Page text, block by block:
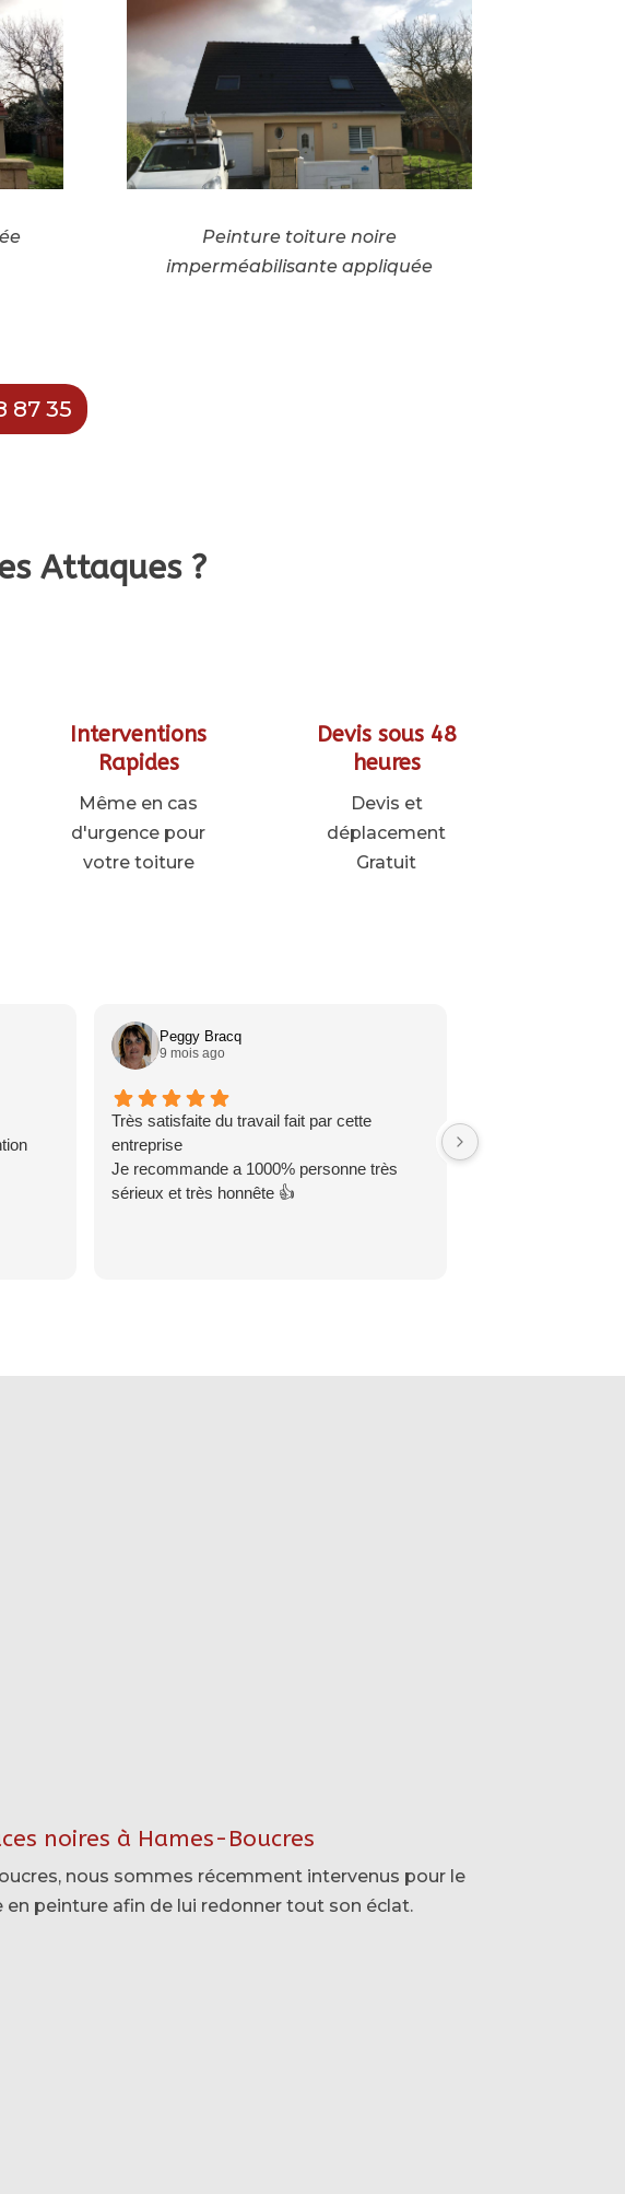
Peinture toiture noire
imperméabilisante appliquée
87 35
Attaques ?
Interventions
Rapides
Même en cas
d'urgence pour
votre toiture
Devis sous 48
heures
Devis et
déplacement
Gratuit
Peggy Bracq
9 mois ago
Très satisfaite du travail fait par cette
entreprise
Je recommande a 1000% personne très
sérieux et très honnête 👍
noires à Hames-Boucres
nous sommes récemment intervenus pour le
peinture afin de lui redonner tout son éclat.